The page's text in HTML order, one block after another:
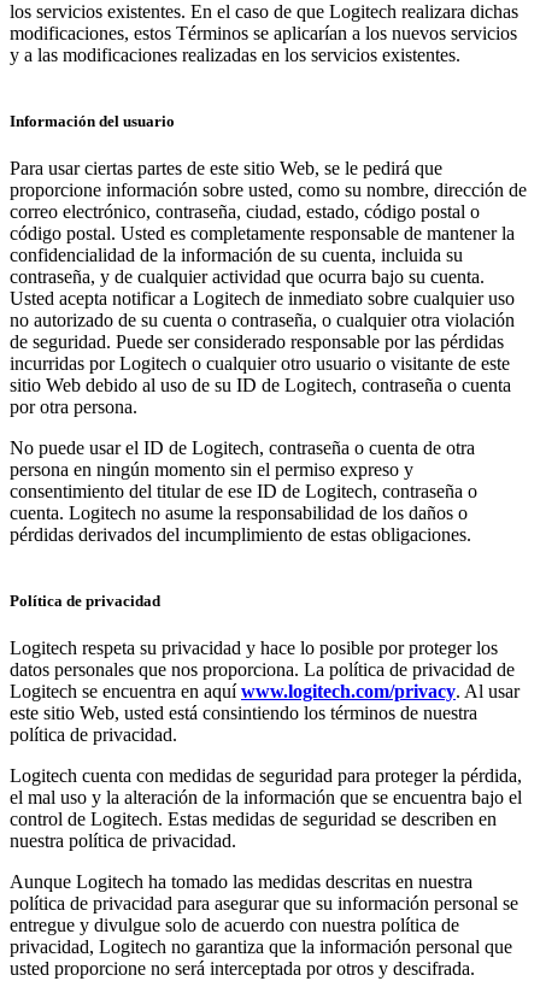
los servicios existentes. En el caso de que Logitech realizara dichas
modificaciones, estos Términos se aplicarían a los nuevos servicios
y a las modificaciones realizadas en los servicios existentes.
Información del usuario
Para usar ciertas partes de este sitio Web, se le pedirá que
proporcione información sobre usted, como su nombre, dirección de
correo electrónico, contraseña, ciudad, estado, código postal o
código postal. Usted es completamente responsable de mantener la
confidencialidad de la información de su cuenta, incluida su
contraseña, y de cualquier actividad que ocurra bajo su cuenta.
Usted acepta notificar a Logitech de inmediato sobre cualquier uso
no autorizado de su cuenta o contraseña, o cualquier otra violación
de seguridad. Puede ser considerado responsable por las pérdidas
incurridas por Logitech o cualquier otro usuario o visitante de este
sitio Web debido al uso de su ID de Logitech, contraseña o cuenta
por otra persona.
No puede usar el ID de Logitech, contraseña o cuenta de otra
persona en ningún momento sin el permiso expreso y
consentimiento del titular de ese ID de Logitech, contraseña o
cuenta. Logitech no asume la responsabilidad de los daños o
pérdidas derivados del incumplimiento de estas obligaciones.
Política de privacidad
Logitech respeta su privacidad y hace lo posible por proteger los
datos personales que nos proporciona. La política de privacidad de
Logitech se encuentra en aquíwww.logitech.com/privacy. Al usar
este sitio Web, usted está consintiendo los términos de nuestra
política de privacidad.
Logitech cuenta con medidas de seguridad para proteger la pérdida,
el mal uso y la alteración de la información que se encuentra bajo el
control de Logitech. Estas medidas de seguridad se describen en
nuestra política de privacidad.
Aunque Logitech ha tomado las medidas descritas en nuestra
política de privacidad para asegurar que su información personal se
entregue y divulgue solo de acuerdo con nuestra política de
privacidad, Logitech no garantiza que la información personal que
usted proporcione no será interceptada por otros y descifrada.